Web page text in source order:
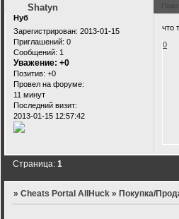
Shatyn
Нуб
Зарегистрирован: 2013-01-15
Приглашений: 0
Сообщений: 1
Уважение: +0
Позитив: +0
Провел на форуме:
11 минут
Последний визит:
2013-01-15 12:57:42
что
0
Страница:1
»Cheats Portal AllHuck »Покупка/